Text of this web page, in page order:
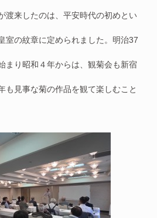
渡来したのは、平安時代の初めとい
室の紋章に定められました。明治37
まり昭和４年からは、観菊会も新宿
も見事な菊の作品を観て楽しむこと